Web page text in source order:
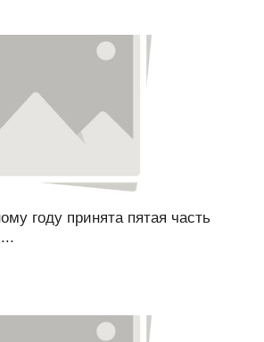
году принята пятая часть